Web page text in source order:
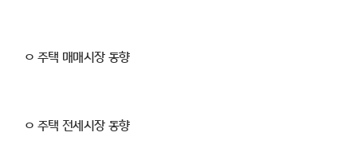
ㅇ 주택 매매시장 동향
ㅇ 주택 전세시장 동향